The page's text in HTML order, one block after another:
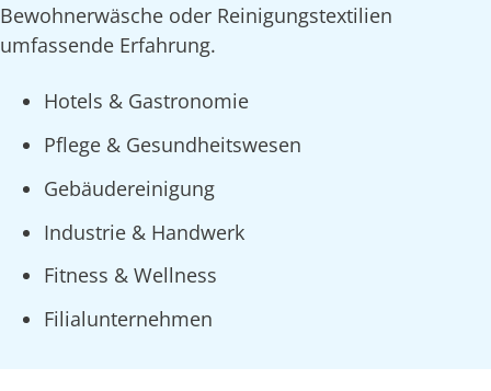
Bewohnerwäsche oder Reinigungstextilien
umfassende Erfahrung.
Hotels & Gastronomie
Pflege & Gesundheitswesen
Gebäudereinigung
Industrie & Handwerk
Fitness & Wellness
Filialunternehmen